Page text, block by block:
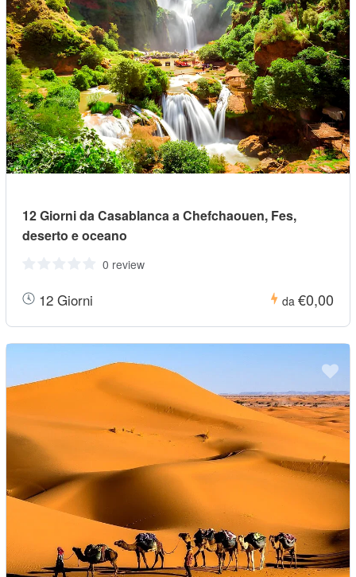
12 Giorni da Casablanca a Chefchaouen, Fes,
deserto e oceano
0 review
12 Giorni da €0,00